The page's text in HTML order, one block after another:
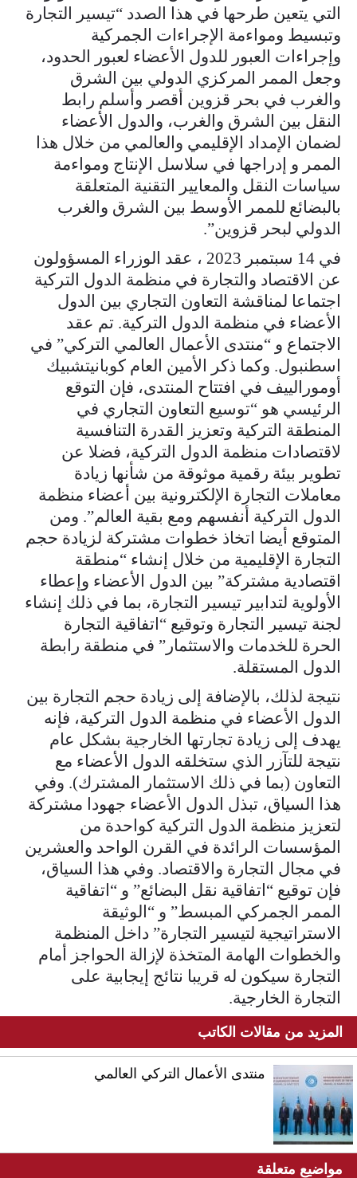
التي يتعين طرحها في هذا الصدد “تيسير التجارة
وتبسيط ومواءمة الإجراءات الجمركية
وإجراءات العبور للدول الأعضاء لعبور الحدود،
وجعل الممر المركزي الدولي بين الشرق
والغرب في بحر قزوين أقصر وأسلم رابط
النقل بين الشرق والغرب، والدول الأعضاء
لضمان الإمداد الإقليمي والعالمي من خلال هذا
الممر و إدراجها في سلاسل الإنتاج ومواءمة
سياسات النقل والمعايير التقنية المتعلقة
بالبضائع للممر الأوسط بين الشرق والغرب
الدولي لبحر قزوين”.
في 14 سبتمبر 2023 ، عقد الوزراء المسؤولون
عن الاقتصاد والتجارة في منظمة الدول التركية
اجتماعا لمناقشة التعاون التجاري بين الدول
الأعضاء في منظمة الدول التركية. تم عقد
الاجتماع و “منتدى الأعمال العالمي التركي” في
اسطنبول. وكما ذكر الأمين العام كوبانيتشبيك
أومورالييف في افتتاح المنتدى، فإن التوقع
الرئيسي هو “توسيع التعاون التجاري في
المنطقة التركية وتعزيز القدرة التنافسية
لاقتصادات منظمة الدول التركية، فضلا عن
تطوير بيئة رقمية موثوقة من شأنها زيادة
معاملات التجارة الإلكترونية بين أعضاء منظمة
الدول التركية أنفسهم ومع بقية العالم”. ومن
المتوقع أيضا اتخاذ خطوات مشتركة لزيادة حجم
التجارة الإقليمية من خلال إنشاء “منطقة
اقتصادية مشتركة” بين الدول الأعضاء وإعطاء
الأولوية لتدابير تيسير التجارة، بما في ذلك إنشاء
لجنة تيسير التجارة وتوقيع “اتفاقية التجارة
الحرة للخدمات والاستثمار” في منطقة رابطة
الدول المستقلة.
نتيجة لذلك، بالإضافة إلى زيادة حجم التجارة بين
الدول الأعضاء في منظمة الدول التركية، فإنه
يهدف إلى زيادة تجارتها الخارجية بشكل عام
نتيجة للتآزر الذي ستخلقه الدول الأعضاء مع
التعاون (بما في ذلك الاستثمار المشترك). وفي
هذا السياق، تبذل الدول الأعضاء جهودا مشتركة
لتعزيز منظمة الدول التركية كواحدة من
المؤسسات الرائدة في القرن الواحد والعشرين
في مجال التجارة والاقتصاد. وفي هذا السياق،
فإن توقيع “اتفاقية نقل البضائع” و “اتفاقية
الممر الجمركي المبسط” و “الوثيقة
الاستراتيجية لتيسير التجارة” داخل المنظمة
والخطوات الهامة المتخذة لإزالة الحواجز أمام
التجارة سيكون له قريبا نتائج إيجابية على
التجارة الخارجية.
المزيد من مقالات الكاتب
منتدى الأعمال التركي العالمي
مواضيع متعلقة